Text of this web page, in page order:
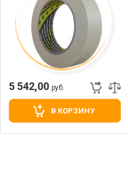
5 542,00 руб.
В КОРЗИНУ